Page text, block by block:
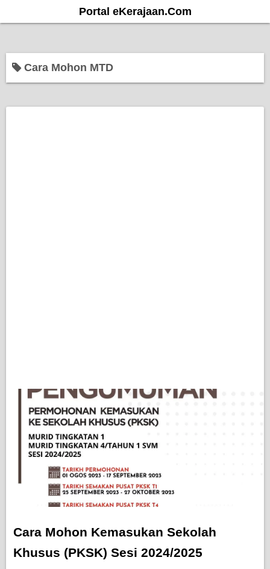
k
Portal eKerajaan.Com
Cara Mohon MTD
Cara Mohon Kemasukan Sekolah
Khusus (PKSK) Sesi 2024/2025